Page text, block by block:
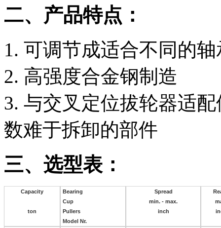
二、产品特点：
1. 可调节成适合不同的
2. 高强度合金钢制造
3. 与交叉定位拔轮器适
数难于拆卸的部件
三、选型表：
Capacity
ton
Bearing
Cup
Pullers
Model Nr.
Spread
min. - max.
inch